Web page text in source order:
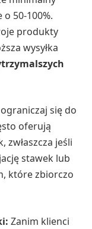
50-100%.
produkty
wysyłka
się do
oferują
zwłaszcza jeśli
stawek lub
które zbiorczo
Zanim klienci